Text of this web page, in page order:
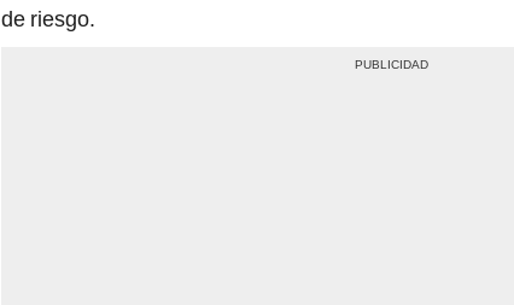
de riesgo.